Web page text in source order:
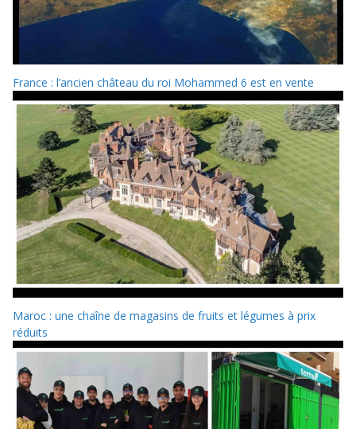
France : l’ancien château du roi Mohammed 6 est en vente
Maroc : une chaîne de magasins de fruits et légumes à prix
réduits